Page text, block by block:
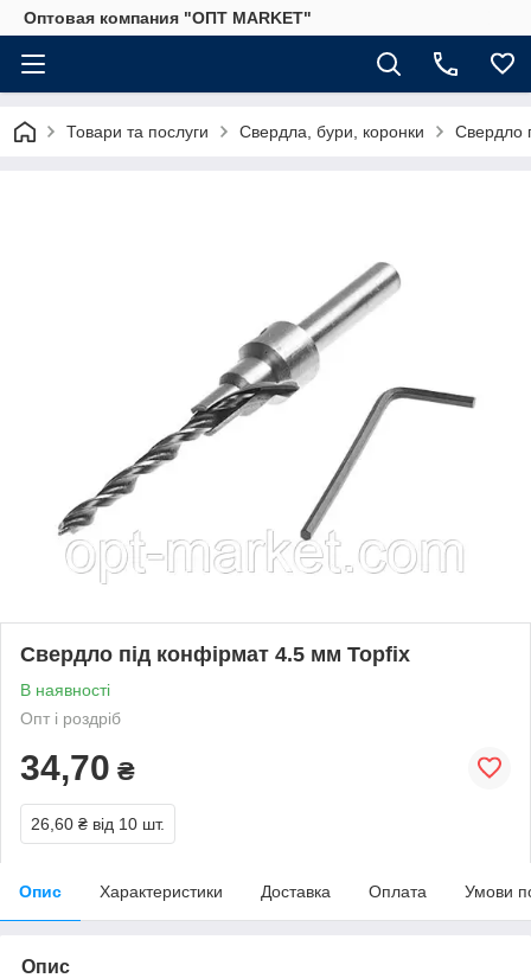
Оптовая компания "ОПТ MARKET"
Товари та послуги Свердла, бури, коронки Свердло
Свердло під конфірмат 4.5 мм Topfix
В наявності
Опт і роздріб
34,70 ₴
26,60 ₴ від 10 шт.
Опис Характеристики Доставка Оплата Умови
Опис